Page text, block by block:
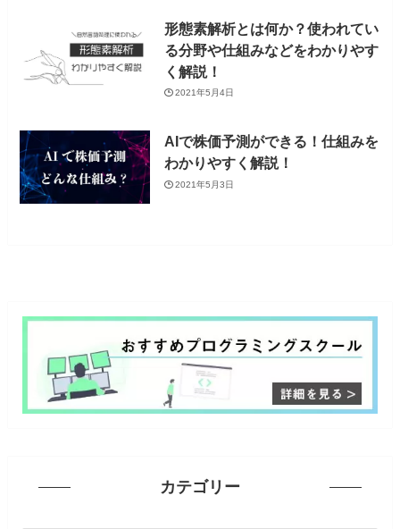
形態素解析とは何か？使われてい
る分野や仕組みなどをわかりやす
く解説！
2021年5月4日
AIで株価予測ができる！仕組みを
わかりやすく解説！
2021年5月3日
カテゴリー